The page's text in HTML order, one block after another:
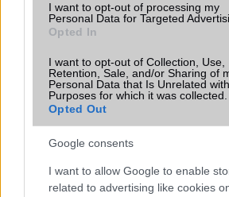
I want to opt-out of processing my
Personal Data for Targeted
Opted In
I want to opt-out of Collection, Use,
Retention, Sale, and/or Sharing of
Personal Data that Is Unrelated
Purposes for which it was collected.
Opted Out
Google consents
I want to allow Google to enable
related to advertising like cookies
Terület Globális
Funkciók
Brand
Pro -
Védelem
Limited Edition
SAR
Nincs
N/A = Nincs adat. Legutóbbi frissítés: 2026-07-